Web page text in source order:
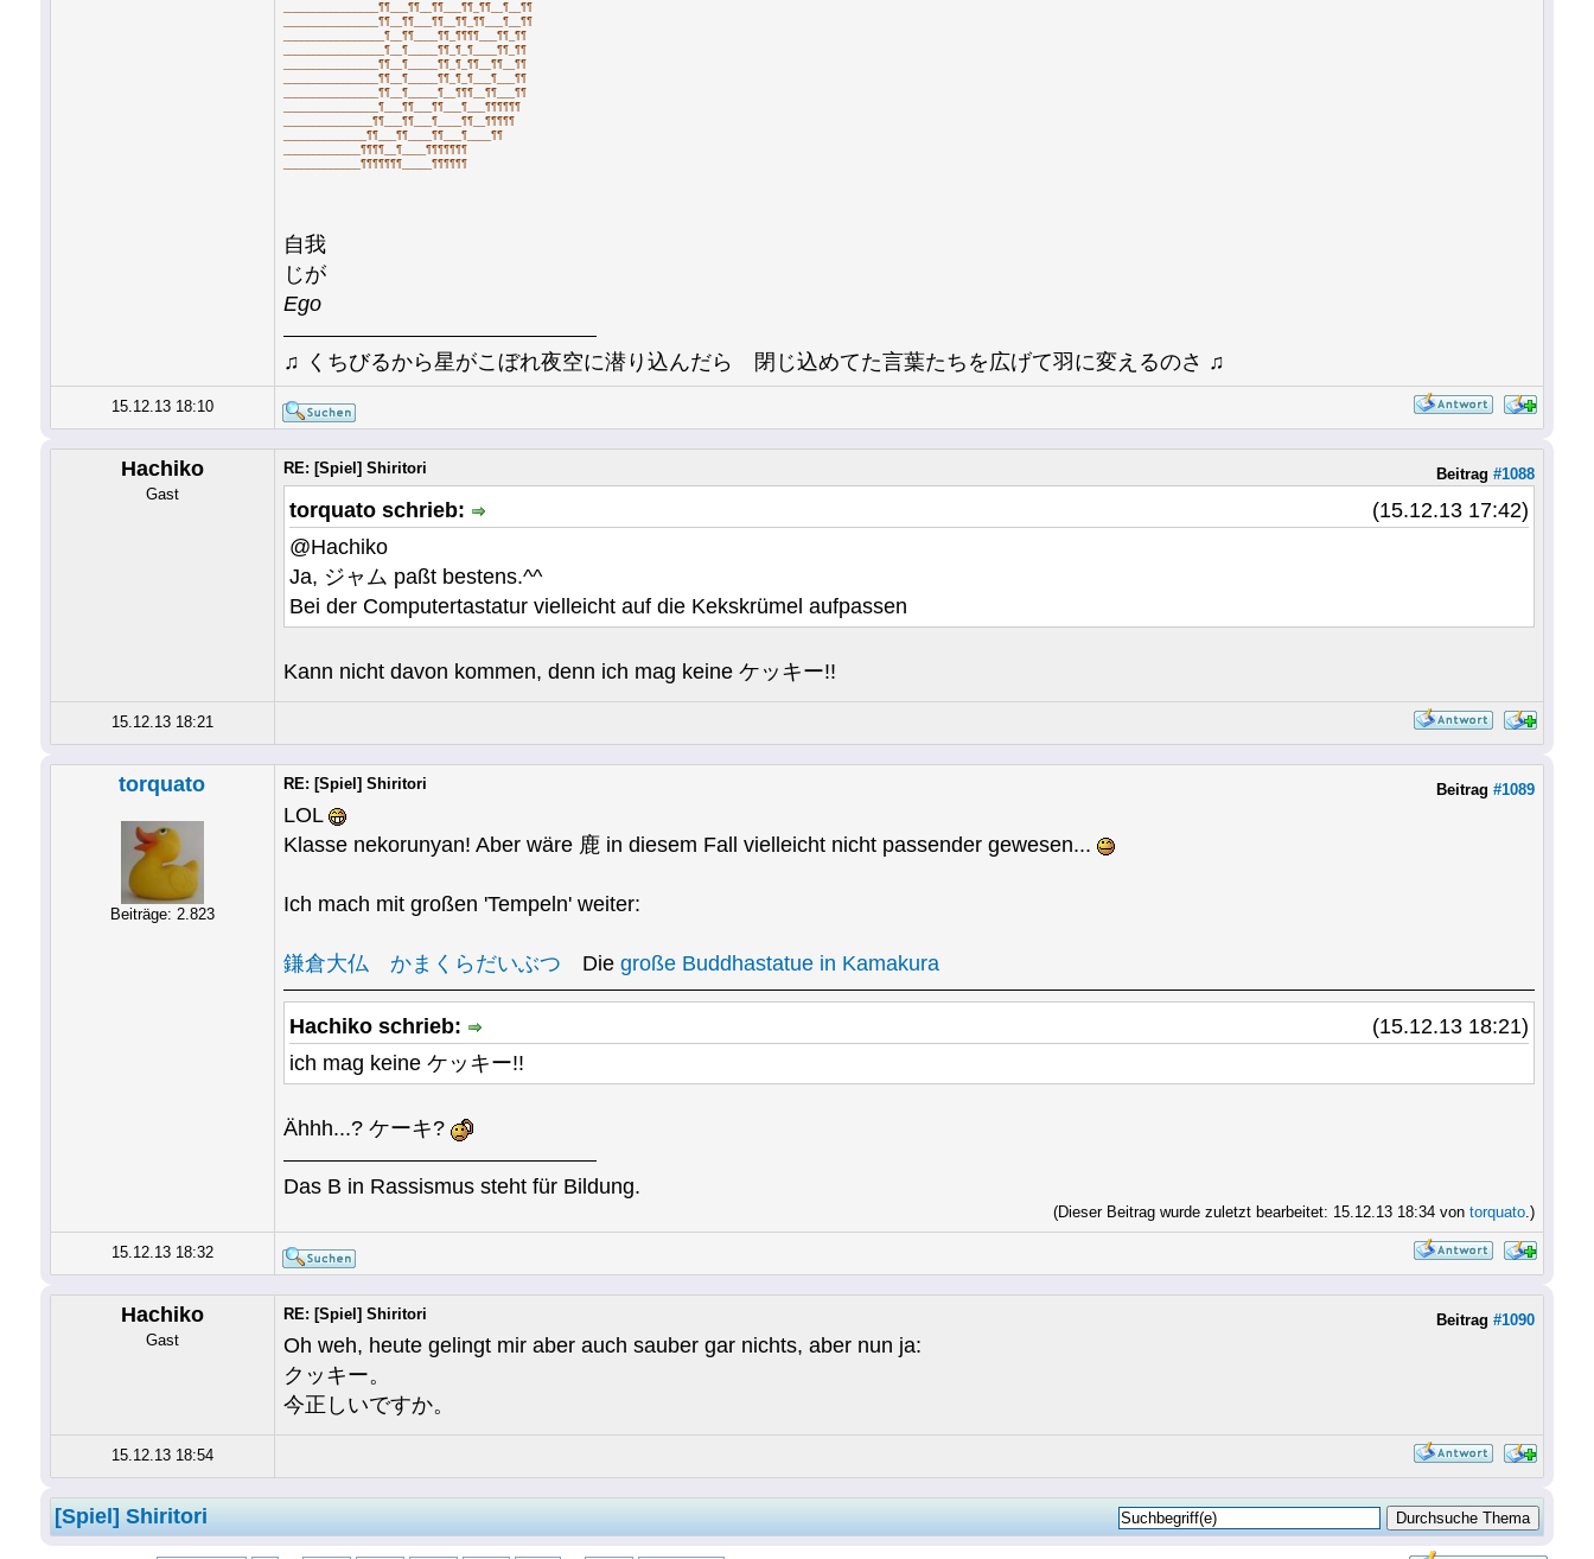
________________¶¶___¶¶__¶¶___¶¶_¶¶__¶__¶¶
________________¶¶__¶¶___¶¶__¶¶_¶¶___¶__¶¶
_________________¶__¶¶____¶¶_¶¶¶¶___¶¶_¶¶
_________________¶__¶_____¶¶_¶_¶____¶¶_¶¶
________________¶¶__¶_____¶¶_¶_¶¶__¶¶__¶¶
________________¶¶__¶_____¶¶_¶_¶___¶___¶¶
________________¶¶__¶_____¶__¶¶¶__¶¶___¶¶
________________¶___¶¶___¶¶___¶___¶¶¶¶¶¶
_______________¶¶___¶¶___¶____¶¶__¶¶¶¶¶
______________¶¶___¶¶____¶¶___¶____¶¶
_____________¶¶¶¶__¶____¶¶¶¶¶¶¶
_____________¶¶¶¶¶¶¶_____¶¶¶¶¶¶
自我
じが
Ego
♫ くちびるから星がこぼれ夜空に潜り込んだら 閉じ込めてた言葉たちを広げて羽に変えるのさ ♫
15.12.13 18:10
Hachiko
Gast
Beitrag #1088
RE: [Spiel] Shiritori
(15.12.13 17:42)
torquato schrieb:
@Hachiko
Ja, ジャム paßt bestens.^^
Bei der Computertastatur vielleicht auf die Kekskrümel aufpassen
Kann nicht davon kommen, denn ich mag keine ケッキー!!
15.12.13 18:21
torquato
Beiträge: 2.823
Beitrag #1089
RE: [Spiel] Shiritori
LOL
Klasse nekorunyan! Aber wäre 鹿 in diesem Fall vielleicht nicht passender gewesen...
Ich mach mit großen 'Tempeln' weiter:
鎌倉大仏 かまくらだいぶつ Die große Buddhastatue in Kamakura
(15.12.13 18:21)
Hachiko schrieb:
ich mag keine ケッキー!!
Ähhh...? ケーキ?
Das B in Rassismus steht für Bildung.
(Dieser Beitrag wurde zuletzt bearbeitet: 15.12.13 18:34 von torquato.)
15.12.13 18:32
Hachiko
Gast
Beitrag #1090
RE: [Spiel] Shiritori
Oh weh, heute gelingt mir aber auch sauber gar nichts, aber nun ja:
クッキー。
今正しいですか。
15.12.13 18:54
[Spiel] Shiritori